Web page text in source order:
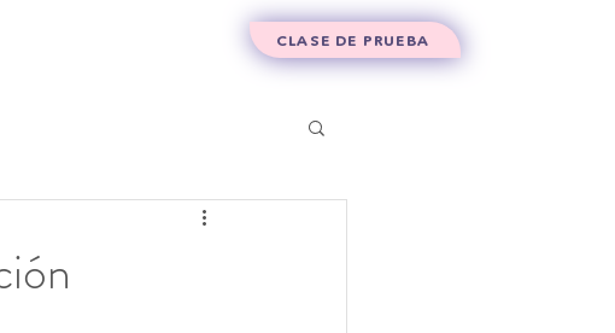
CLASE DE PRUEBA